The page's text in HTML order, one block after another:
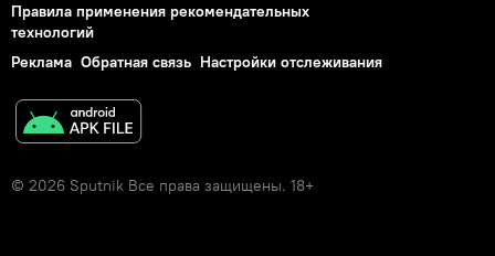
Правила применения рекомендательных
технологий
Реклама Обратная связь Настройки отслеживания
© 2026 Sputnik Все права защищены. 18+